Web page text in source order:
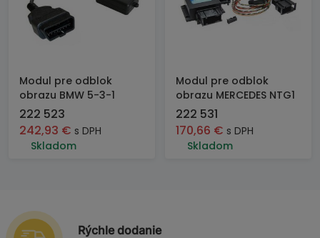
Modul pre odblok
obrazu BMW 5-3-1
222 523
242,93 € s DPH
Skladom
Modul pre odblok
obrazu MERCEDES NTG1
222 531
170,66 € s DPH
Skladom
Rýchle dodanie